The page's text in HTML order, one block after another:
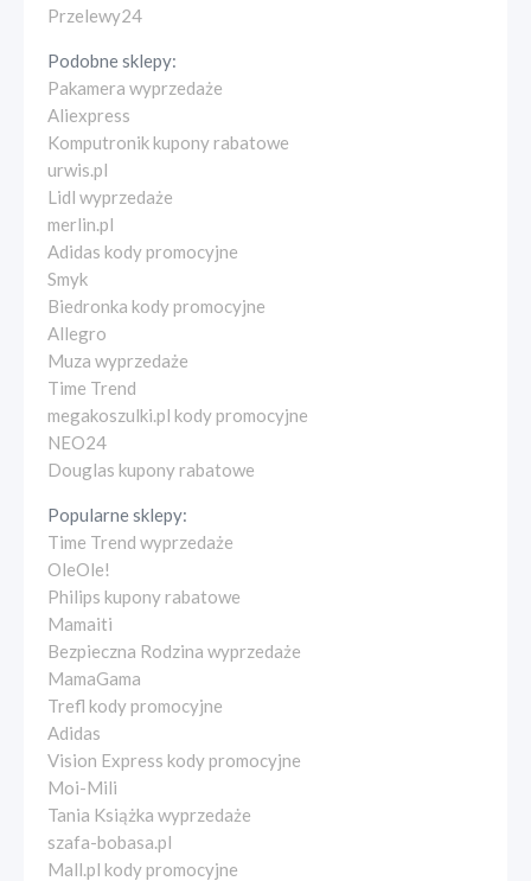
Przelewy24
Podobne sklepy:
Pakamera wyprzedaże
Aliexpress
Komputronik kupony rabatowe
urwis.pl
Lidl wyprzedaże
merlin.pl
Adidas kody promocyjne
Smyk
Biedronka kody promocyjne
Allegro
Muza wyprzedaże
Time Trend
megakoszulki.pl kody promocyjne
NEO24
Douglas kupony rabatowe
Popularne sklepy:
Time Trend wyprzedaże
OleOle!
Philips kupony rabatowe
Mamaiti
Bezpieczna Rodzina wyprzedaże
MamaGama
Trefl kody promocyjne
Adidas
Vision Express kody promocyjne
Moi-Mili
Tania Książka wyprzedaże
szafa-bobasa.pl
Mall.pl kody promocyjne